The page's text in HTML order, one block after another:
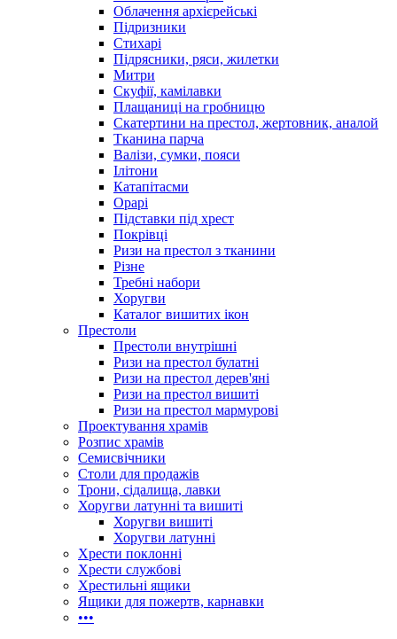
Облачення архієрейські
Підризники
Стихарі
Підрясники, ряси, жилетки
Митри
Скуфії, камілавки
Плащаниці на гробницю
Скатертини на престол, жертовник, аналой
Тканина парча
Валізи, сумки, пояси
Ілітони
Катапітасми
Орарі
Підставки під хрест
Покрівці
Ризи на престол з тканини
Різне
Требні набори
Хоругви
Каталог вишитих ікон
Престоли
Престоли внутрішні
Ризи на престол булатні
Ризи на престол дерев'яні
Ризи на престол вишиті
Ризи на престол мармурові
Проектування храмів
Розпис храмів
Семисвічники
Столи для продажів
Трони, сідалища, лавки
Хоругви латунні та вишиті
Хоругви вишиті
Хоругви латунні
Хрести поклонні
Хрести службові
Хрестильні ящики
Ящики для пожертв, карнавки
•••